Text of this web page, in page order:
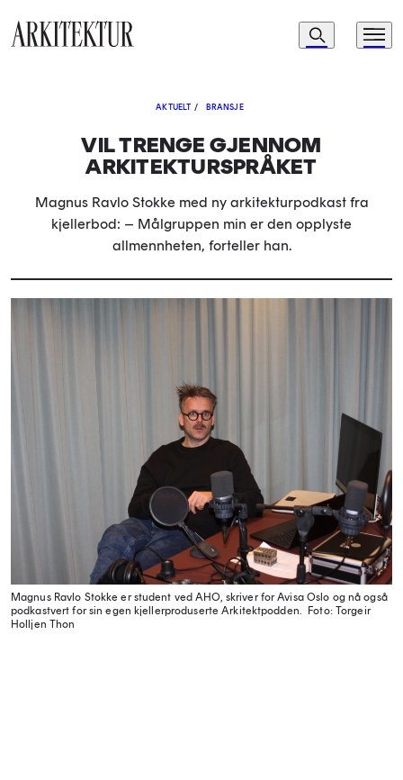
Navigasjon
Søk Meny
AKTUELT / BRANSJE
VIL TRENGE GJENNOM
ARKITEKTURSPRÅKET
Magnus Ravlo Stokke med ny arkitekturpodkast fra
kjellerbod: – Målgruppen min er den opplyste
allmennheten, forteller han.
Magnus Ravlo Stokke er student ved AHO, skriver for Avisa Oslo og nå også
podkastvert for sin egen kjellerproduserte Arkitektpodden.
Foto: Torgeir
Holljen Thon